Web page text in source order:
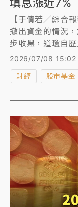
填息漲近
【于倩若／綜合
撤出資金的情況
步收黑，道瓊自
電、聯電及日月
8.47%。
2026/07/08 15:02
財經 股市基金